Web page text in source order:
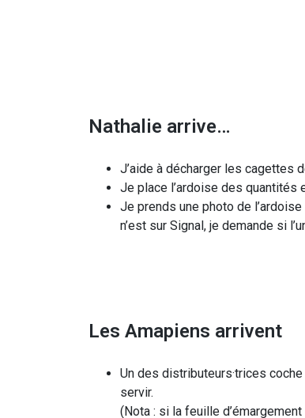
Nathalie arrive…
J’aide à décharger les cagettes
Je place l’ardoise des quantités
Je prends une photo de
n’est sur Signal, je demande si
Les Amapiens arrivent
Un des distributeurs·trices
servir.
(Nota : si la feuille